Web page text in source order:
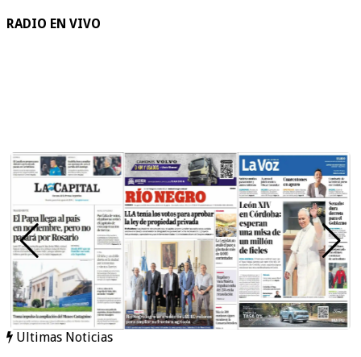
RADIO EN VIVO
Ultimas Noticias